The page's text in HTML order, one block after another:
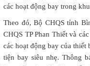
các hoạt động bay trong
Theo đó, Bộ CHQS tỉnh
CHQS TP Phan Thiết và
các hoạt động bay của
tiện bay siêu nhẹ. Thông